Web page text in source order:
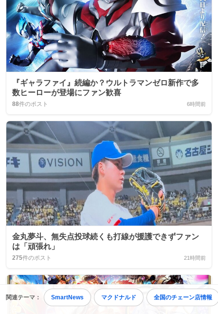
関連テーマ： SmartNews マクドナルド 全国のチェーン店情報
『ギャラファイ』続編か？ウルトラマンゼロ新作で多
数ヒーローが登場にファン歓喜
88件のポスト 6時間前
金丸夢斗、無失点投球続くも打線が援護できずファン
は「頑張れ」
275件のポスト 21時間前